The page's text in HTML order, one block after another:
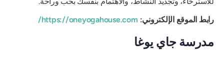
رابط الموقع الإلكتروني: https://oneyogahouse.com/
مدرسة جاي يوغا